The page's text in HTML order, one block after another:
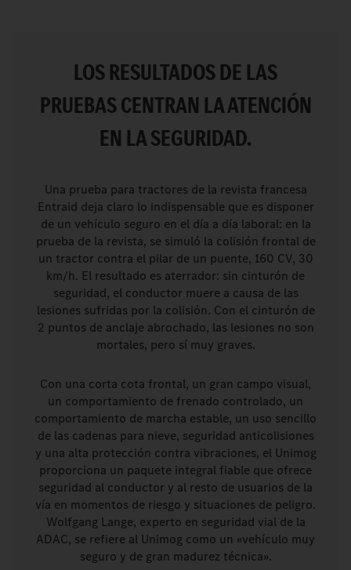
LOS RESULTADOS DE LAS
PRUEBAS CENTRAN LA ATENCIÓN
EN LA SEGURIDAD.
Una prueba para tractores de la revista francesa
Entraid deja claro lo indispensable que es disponer
de un vehículo seguro en el día a día laboral: en la
prueba de la revista, se simuló la colisión frontal de
un tractor contra el pilar de un puente, 160 CV, 30
km/h. El resultado es aterrador: sin cinturón de
seguridad, el conductor muere a causa de las
lesiones sufridas por la colisión. Con el cinturón de
2 puntos de anclaje abrochado, las lesiones no son
mortales, pero sí muy graves.
Con una corta cota frontal, un gran campo visual,
un comportamiento de frenado controlado, un
comportamiento de marcha estable, un uso sencillo
de las cadenas para nieve, seguridad anticolisiones
y una alta protección contra vibraciones, el Unimog
proporciona un paquete integral fiable que ofrece
seguridad al conductor y al resto de usuarios de la
vía en momentos de riesgo y situaciones de peligro.
Wolfgang Lange, experto en seguridad vial de la
ADAC, se refiere al Unimog como un «vehículo muy
seguro y de gran madurez técnica».